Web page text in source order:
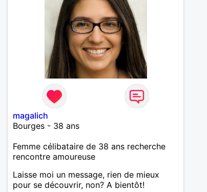
magalich
Bourges - 38 ans
Femme célibataire de 38 ans recherche
rencontre amoureuse
Laisse moi un message, rien de mieux
pour se découvrir, non? A bientôt!